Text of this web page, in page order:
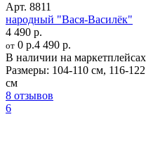
Арт. 8811
народный "Вася-Василёк"
4 490 р.
от 0 р.4 490 р.
В наличии на маркетплейсах
Размеры: 104-110 см, 116-
см
8 отзывов
6